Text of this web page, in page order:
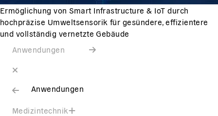
Ermöglichung von Smart Infrastructure & IoT durch
hochpräzise Umweltsensorik für gesündere, effizientere
und vollständig vernetzte Gebäude
Anwendungen
Anwendungen
Medizintechnik